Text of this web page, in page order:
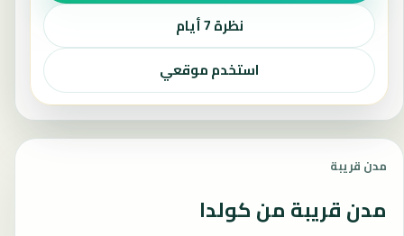
نظرة 7 أيام
استخدم موقعي
مدن قريبة
مدن قريبة من كولدا